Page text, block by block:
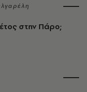
στην Πάρο;